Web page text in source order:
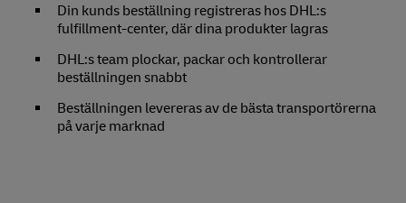
Din kunds beställning registreras hos DHL:s
fulfillment-center, där dina produkter lagras
DHL:s team plockar, packar och kontrollerar
beställningen snabbt
Beställningen levereras av de bästa transportörerna
på varje marknad